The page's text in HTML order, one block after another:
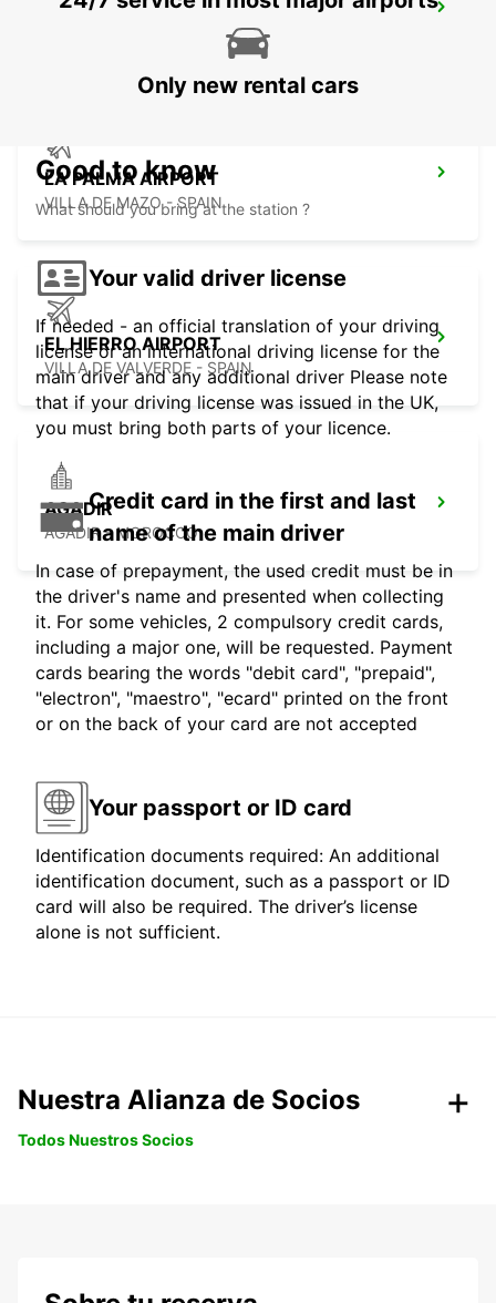
TENERIFE PLAYA LAS AMERICAS
LA PALMA AIRPORT
VILLA DE MAZO - SPAIN
EL HIERRO AIRPORT
VILLA DE VALVERDE - SPAIN
AGADIR
AGADIR - MOROCCO
Only new rental cars
Good to know
What should you bring at the station ?
Your valid driver license
If needed - an official translation of your driving
license or an international driving license for the
main driver and any additional driver Please note
that if your driving license was issued in the UK,
you must bring both parts of your licence.
Credit card in the first and last
name of the main driver
In case of prepayment, the used credit must be in
the driver's name and presented when collecting
it. For some vehicles, 2 compulsory credit cards,
including a major one, will be requested. Payment
cards bearing the words "debit card", "prepaid",
"electron", "maestro", "ecard" printed on the front
or on the back of your card are not accepted
Your passport or ID card
Identification documents required: An additional
identification document, such as a passport or ID
card will also be required. The driver’s license
alone is not sufficient.
Nuestra Alianza de Socios
Todos Nuestros Socios